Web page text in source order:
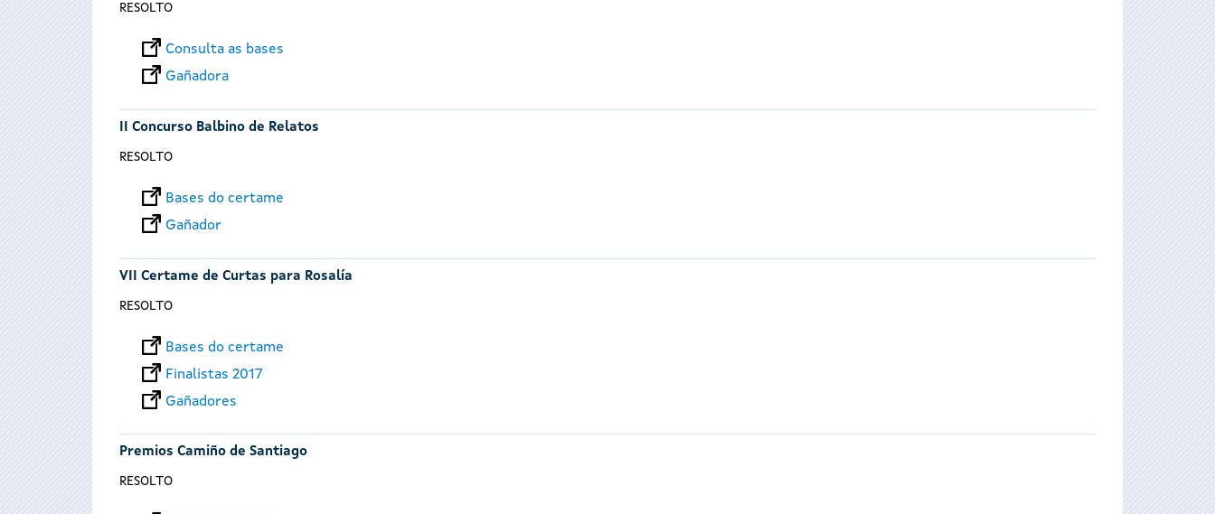
RESOLTO
Consulta as bases
Gañadora
II Concurso Balbino de Relatos
RESOLTO
Bases do certame
Gañador
VII Certame de Curtas para Rosalía
RESOLTO
Bases do certame
Finalistas 2017
Gañadores
Premios Camiño de Santiago
RESOLTO